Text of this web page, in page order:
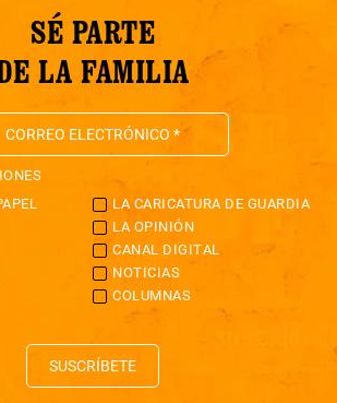
SÉ PARTE
LA FAMILIA
LA CARICATURA DE GUARDIA
LA OPINIÓN
CANAL DIGITAL
NOTICIAS
COLUMNAS
SUSCRÍBETE